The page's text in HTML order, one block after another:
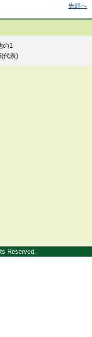
先頭へ
1
代表)
Reserved.